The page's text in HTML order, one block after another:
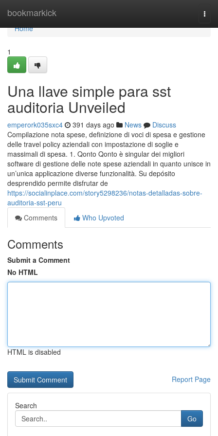
bookmarkick
Home
Home
1
Una llave simple para sst
auditoria Unveiled
emperork035sxc4 391 days ago News
Discuss
Compilazione nota spese, definizione di voci di spesa e gestione
delle travel policy aziendali con impostazione di soglie e
massimali di spesa. 1. Qonto Qonto è singular dei migliori
software di gestione delle note spese aziendali in quanto unisce in
un’unica applicazione diverse funzionalità. Su depósito
desprendido permite disfrutar de
https://socialinplace.com/story5298236/notas-detalladas-sobre-
auditoria-sst-peru
Comments
Who Upvoted
Comments
Submit a Comment
No HTML
HTML is disabled
Report Page
Search
Go